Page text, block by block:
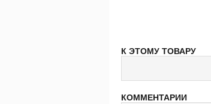
К ЭТОМУ ТОВАРУ
КОММЕНТАРИИ